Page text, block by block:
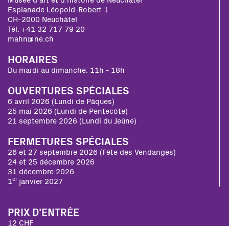
Esplanade Léopold-Robert 1
CH-2000 Neuchâtel
Tél. +41 32 717 79 20
mahn@ne.ch
HORAIRES
Du mardi au dimanche: 11h - 18h
OUVERTURES SPÉCIALES
6 avril 2026 (Lundi de Pâques)
25 mai 2026 (Lundi de Pentecôte)
21 septembre 2026 (Lundi du Jeûne)
FERMETURES SPÉCIALES
26 et 27 septembre 2026 (Fête des Vendanges)
24 et 25 décembre 2026
31 décembre 2026
1er janvier 2027
PRIX D'ENTRÉE
12 CHF